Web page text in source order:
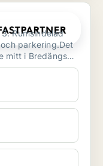
Rumsindelad
parkering.Det
mitt i Bredängs